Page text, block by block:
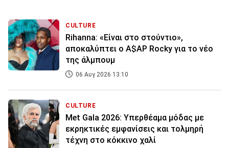
CULTURE
Rihanna: «Είναι στο στούντιο»,
αποκαλύπτει ο A$AP Rocky για το νέο
της άλμπουμ
06 Αυγ 2026 13:10
CULTURE
Met Gala 2026: Υπερθέαμα μόδας με
εκρηκτικές εμφανίσεις και τολμηρή
τέχνη στο κόκκινο χαλί